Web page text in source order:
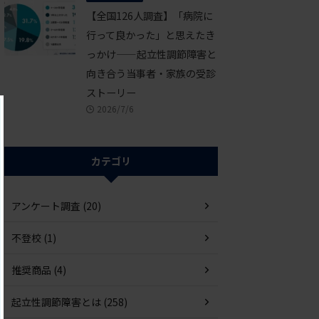
【全国126人調査】「病院に
行って良かった」と思えたき
っかけ——起立性調節障害と
向き合う当事者・家族の受診
ストーリー
2026/7/6
カテゴリ
アンケート調査 (20)
不登校 (1)
推奨商品 (4)
起立性調節障害とは (258)